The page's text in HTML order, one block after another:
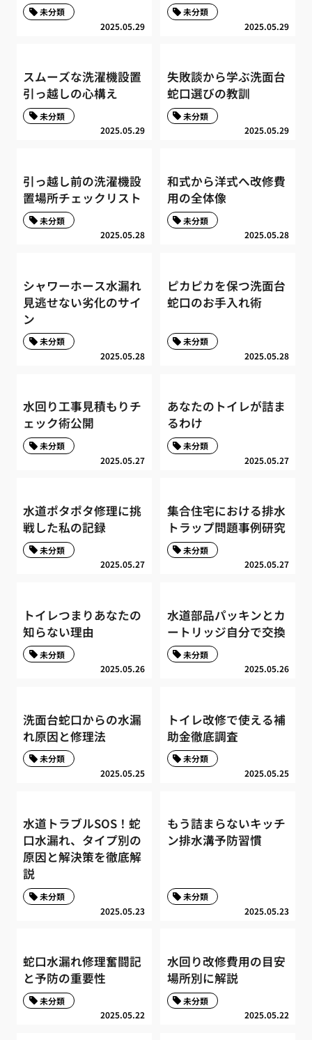
2025.05.29
未分類
2025.05.29
未分類
スムーズな洗濯機設置
引っ越しの心構え
2025.05.29
未分類
失敗談から学ぶ洗面台
蛇口選びの教訓
2025.05.29
未分類
引っ越し前の洗濯機設
置場所チェックリスト
2025.05.28
未分類
和式から洋式へ改修費
用の全体像
2025.05.28
未分類
シャワーホース水漏れ
見逃せない劣化のサイ
ン
2025.05.28
未分類
ピカピカを保つ洗面台
蛇口のお手入れ術
2025.05.28
未分類
水回り工事見積もりチ
ェック術公開
2025.05.27
未分類
あなたのトイレが詰ま
るわけ
2025.05.27
未分類
水道ポタポタ修理に挑
戦した私の記録
2025.05.27
未分類
集合住宅における排水
トラップ問題事例研究
2025.05.27
未分類
トイレつまりあなたの
知らない理由
2025.05.26
未分類
水道部品パッキンとカ
ートリッジ自分で交換
2025.05.26
未分類
洗面台蛇口からの水漏
れ原因と修理法
2025.05.25
未分類
トイレ改修で使える補
助金徹底調査
2025.05.25
未分類
水道トラブルSOS！蛇
口水漏れ、タイプ別の
原因と解決策を徹底解
説
2025.05.23
未分類
もう詰まらないキッチ
ン排水溝予防習慣
2025.05.23
未分類
蛇口水漏れ修理奮闘記
と予防の重要性
2025.05.22
未分類
水回り改修費用の目安
場所別に解説
2025.05.22
未分類